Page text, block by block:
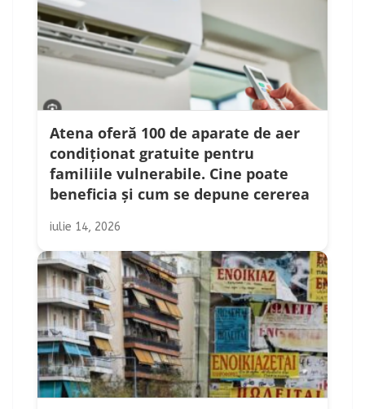
Atena oferă 100 de aparate de aer
condiționat gratuite pentru
familiile vulnerabile. Cine poate
beneficia și cum se depune cererea
iulie 14, 2026